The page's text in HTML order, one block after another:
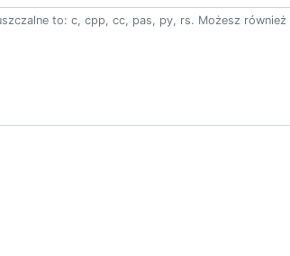
to: c, cpp, cc, pas, py, rs. Możesz